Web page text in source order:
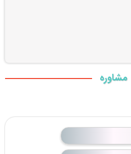
مشاوره